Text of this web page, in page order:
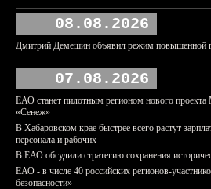
08.08.2026
Дмитрий Демешин объявил режим повышенной
07.08.2026
ЕАО станет пилотным регионом нового проекта
«Сенеж»
В Хабаровском крае быстрее всего растут
персонала и рабочих
В ЕАО обсудили стратегию сохранения
ЕАО - в числе 40 российских регионов-
безопасности»